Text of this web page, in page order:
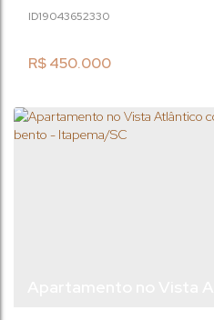
R$450.000
2330
1904365